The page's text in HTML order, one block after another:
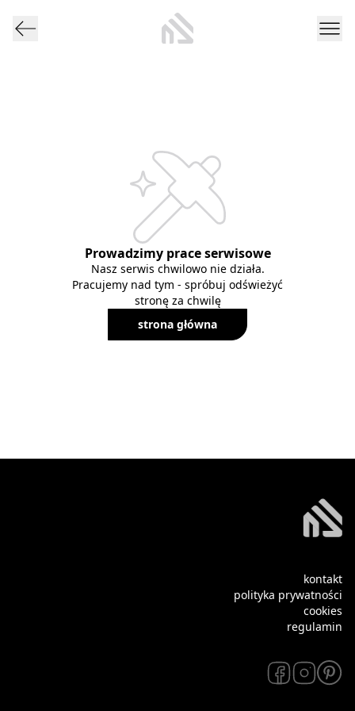
Prowadzimy prace serwisowe
Nasz serwis chwilowo nie działa.
Pracujemy nad tym - spróbuj odświeżyć
stronę za chwilę
strona główna
kontakt
polityka prywatności
cookies
regulamin